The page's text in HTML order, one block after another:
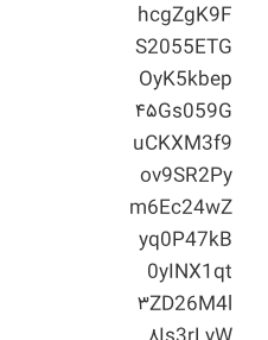
hcgZgK9F
S2055ETG
OyK5kbep
۴۵Gs059G
uCKXM3f9
ov9SR2Py
m6Ec24wZ
yq0P47kB
0yINX1qt
۳ZD26M4l